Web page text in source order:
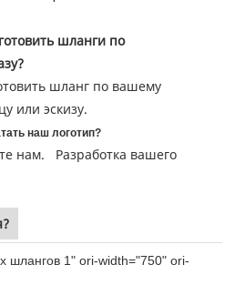
шланги по
шланг по вашему
или эскизу.
наш логотип?
нам.
Разработка вашего
шлангов 1" ori-width="750" ori-